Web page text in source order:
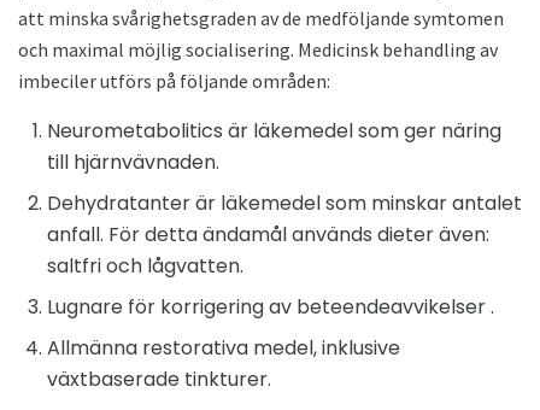
att minska svårighetsgraden av de medföljande symtomen
och maximal möjlig socialisering. Medicinsk behandling av
imbeciler utförs på följande områden:
Neurometabolitics är läkemedel som ger näring
till hjärnvävnaden.
Dehydratanter är läkemedel som minskar antalet
anfall. För detta ändamål används dieter även:
saltfri och lågvatten.
Lugnare för korrigering av beteendeavvikelser .
Allmänna restorativa medel, inklusive
växtbaserade tinkturer.